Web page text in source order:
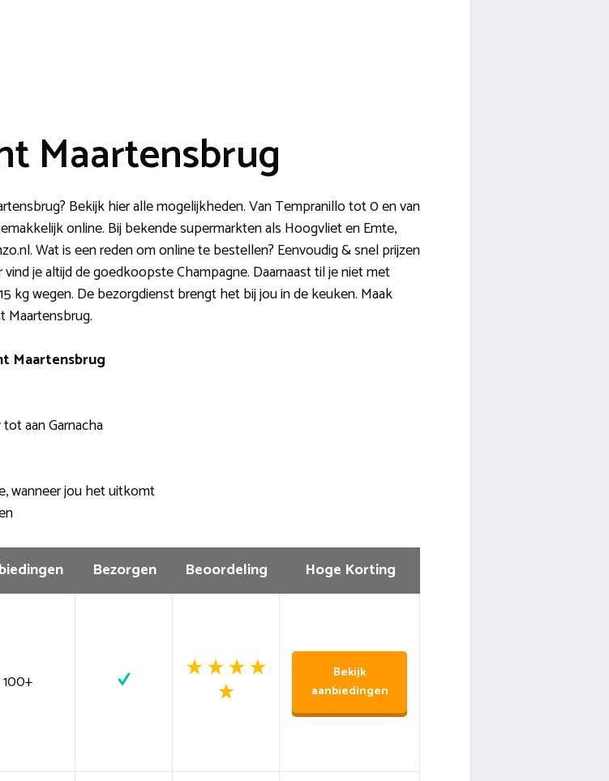
Maartensbrug
Bekijk hier alle mogelijkheden. Van Tempranillo tot 0 en van
online. Bij bekende supermarkten als Hoogvliet en Emte,
Wat is een reden om online te bestellen? Eenvoudig & snel prijzen
je altijd de goedkoopste Champagne. Daarnaast til je niet met
kg wegen. De bezorgdienst brengt het bij jou in de keuken. Maak
Maartensbrug.
Maartensbrug
aan Garnacha
wanneer jou het uitkomt
Bezorgen Beoordeling Hoge Korting
100+
Bekijk
aanbiedingen